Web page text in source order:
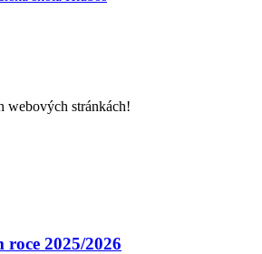
webových stránkách!
2025/2026